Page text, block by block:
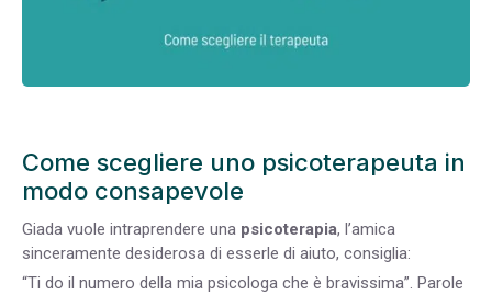
Come scegliere uno psicoterapeuta in
modo consapevole
Giada vuole intraprendere una psicoterapia, l’amica
sinceramente desiderosa di esserle di aiuto, consiglia:
“Ti do il numero della mia psicologa che è bravissima”. Parole